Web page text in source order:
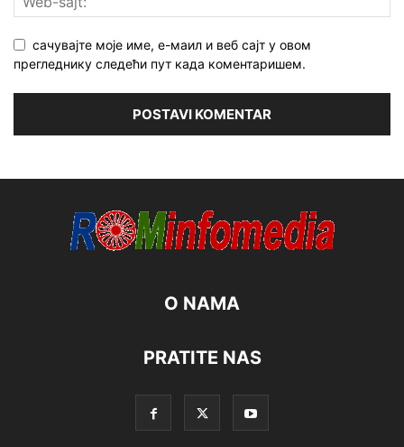
сачувајте моје име, е-маил и веб сајт у овом
прегледнику следећи пут када коментаришем.
O NAMA
PRATITE NAS